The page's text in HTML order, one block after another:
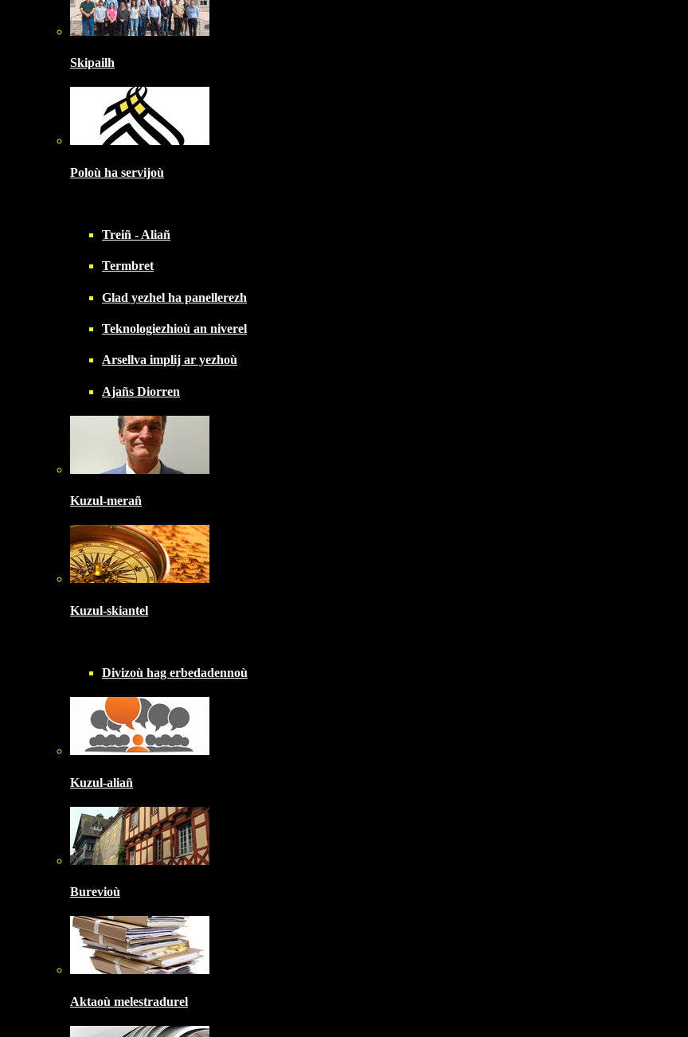
Skipailh
Poloù ha servijoù
Treiñ - Aliañ
Termbret
Glad yezhel ha panellerezh
Teknologiezhioù an niverel
Arsellva implij ar yezhoù
Ajañs Diorren
Kuzul-merañ
Kuzul-skiantel
Divizoù hag erbedadennoù
Kuzul-aliañ
Burevioù
Aktaoù melestradurel